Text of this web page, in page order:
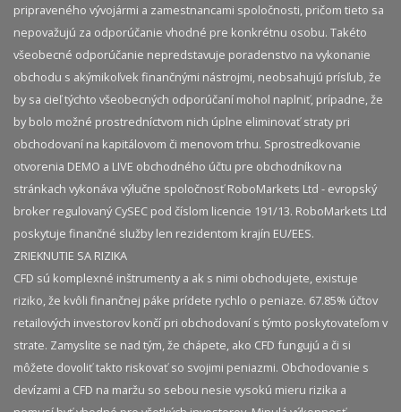
pripraveného vývojármi a zamestnancami spoločnosti, pričom tieto sa
nepovažujú za odporúčanie vhodné pre konkrétnu osobu. Takéto
všeobecné odporúčanie nepredstavuje poradenstvo na vykonanie
obchodu s akýmikoľvek finančnými nástrojmi, neobsahujú prísľub, že
by sa cieľ týchto všeobecných odporúčaní mohol naplniť, prípadne, že
by bolo možné prostredníctvom nich úplne eliminovať straty pri
obchodovaní na kapitálovom či menovom trhu. Sprostredkovanie
otvorenia DEMO a LIVE obchodného účtu pre obchodníkov na
stránkach vykonáva výlučne spoločnosť RoboMarkets Ltd - evropský
broker regulovaný CySEC pod číslom licencie 191/13. RoboMarkets Ltd
poskytuje finančné služby len rezidentom krajín EU/EES.
ZRIEKNUTIE SA RIZIKA
CFD sú komplexné inštrumenty a ak s nimi obchodujete, existuje
riziko, že kvôli finančnej páke prídete rychlo o peniaze. 67.85% účtov
retailových investorov končí pri obchodovaní s týmto poskytovateľom v
strate. Zamyslite se nad tým, že chápete, ako CFD fungujú a či si
môžete dovoliť takto riskovať so svojimi peniazmi. Obchodovanie s
devízami a CFD na maržu so sebou nesie vysokú mieru rizika a